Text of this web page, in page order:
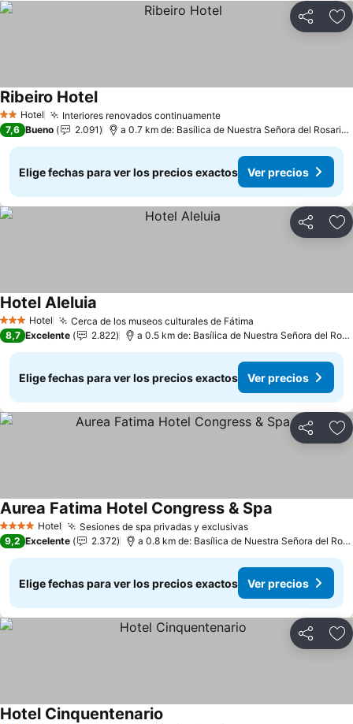
Compartir
2 Estrellas
Hotel Interiores renovados continuamenteVer precios
Ribeiro HotelVer precios
7,6 Bueno 2.091 a 0.7 km de: Basílica de Nuestra Señora del Rosario
Elige fechas para ver los precios exactos Ver precios
Compartir
3 Estrellas
Hotel Cerca de los museos culturales de Fátima
Hotel Aleluia
8,7 Excelente 2.822 a 0.5 km de: Basílica de Nuestra Señora del
Elige fechas para ver los precios exactos Ver precios
Compartir
4 EstrellasHotel Sesiones de spa privadas y exclusivasVer precios
Aurea Fatima Hotel Congress & Spa
9,2 Excelente 2.372 a 0.8 km de: Basílica de Nuestra Señora del
Elige fechas para ver los precios exactos Ver precios
Compartir
Hotel Cinquentenario